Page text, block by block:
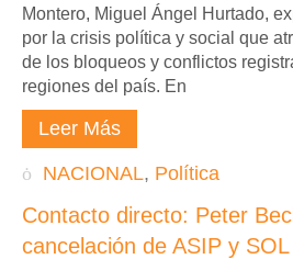
Montero, Miguel Ángel Hurtado,
por la crisis política y social que
de los bloqueos y conflictos
regiones del país. En
Leer Más
NACIONAL, Política
Contacto directo: Peter
cancelación de ASIP y